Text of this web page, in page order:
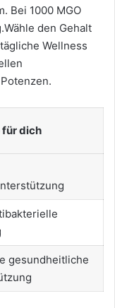
Bei 1000 MGO
den Gehalt
Wellness
dich
gesundheitliche